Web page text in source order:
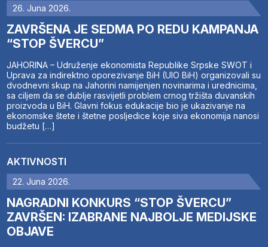
26. Juna 2026.
ZAVRŠENA JE SEDMA PO REDU KAMPANJA
“STOP ŠVERCU”
JAHORINA – Udruženje ekonomista Republike Srpske SWOT i
Uprava za indirektno oporezivanje BiH (UIO BiH) organizovali su
dvodnevni skup na Jahorini namijenjen novinarima i urednicima,
sa ciljem da se dublje rasvijetli problem crnog tržišta duvanskih
proizvoda u BiH. Glavni fokus edukacije bio je ukazivanje na
ekonomske štete i štetne posljedice koje siva ekonomija nanosi
budžetu […]
AKTIVNOSTI
22. Juna 2026.
NAGRADNI KONKURS “STOP ŠVERCU”
ZAVRŠEN: IZABRANE NAJBOLJE MEDIJSKE
OBJAVE